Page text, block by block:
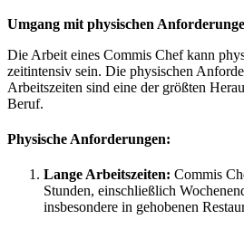
Umgang mit physischen
Die Arbeit eines Commis Chef kann
zeitintensiv sein. Die physischen
Arbeitszeiten sind eine der größten
Beruf.
Physische Anforderungen:
Lange Arbeitszeiten: Commis
Stunden, einschließlich
insbesondere in gehobenen